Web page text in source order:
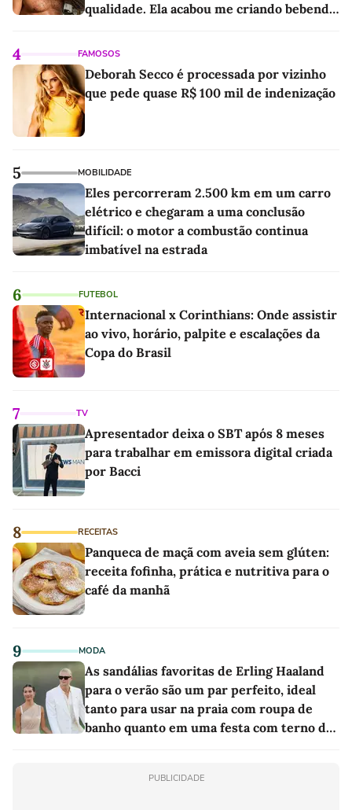
qualidade. Ela acabou me criando bebendo
4 FAMOSOS
Deborah Secco é processada por vizinho
que pede quase R$ 100 mil de indenização
5 MOBILIDADE
Eles percorreram 2.500 km em um carro
elétrico e chegaram a uma conclusão
difícil: o motor a combustão continua
imbatível na estrada
6 FUTEBOL
Internacional x Corinthians: Onde assistir
ao vivo, horário, palpite e escalações da
Copa do Brasil
7 TV
Apresentador deixa o SBT após 8 meses
para trabalhar em emissora digital criada
por Bacci
8 RECEITAS
Panqueca de maçã com aveia sem glúten:
receita fofinha, prática e nutritiva para o
café da manhã
9 MODA
As sandálias favoritas de Erling Haaland
para o verão são um par perfeito, ideal
tanto para usar na praia com roupa de
banho quanto em uma festa com terno de
PUBLICIDADE